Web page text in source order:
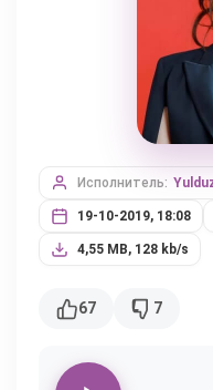
Исполнитель:
19-10-2019, 18:08
4,55 MB, 128 kb/s
67 7